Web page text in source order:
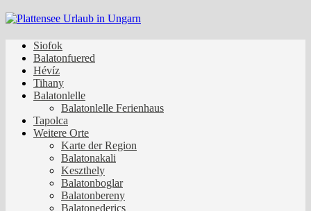
Zurück
zum
Siofok
Balatonfuered
Hévíz
Tihany
Balatonlelle
Balatonlelle Ferienhaus
Tapolca
Weitere Orte
Karte der Region
Balatonakali
Keszthely
Balatonboglar
Balatonbereny
Balatonederics